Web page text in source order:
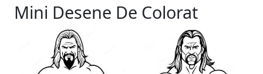
Mini Desene De Colorat